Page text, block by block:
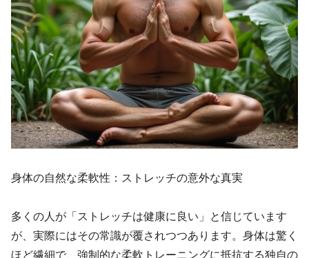
身体の自然な柔軟性：ストレッチの意外な真実
多くの人が「ストレッチは健康に良い」と信じています
が、実際にはその常識が覆されつつあります。身体は驚く
ほど繊細で、強制的な柔軟トレーニングに抵抗する独自の